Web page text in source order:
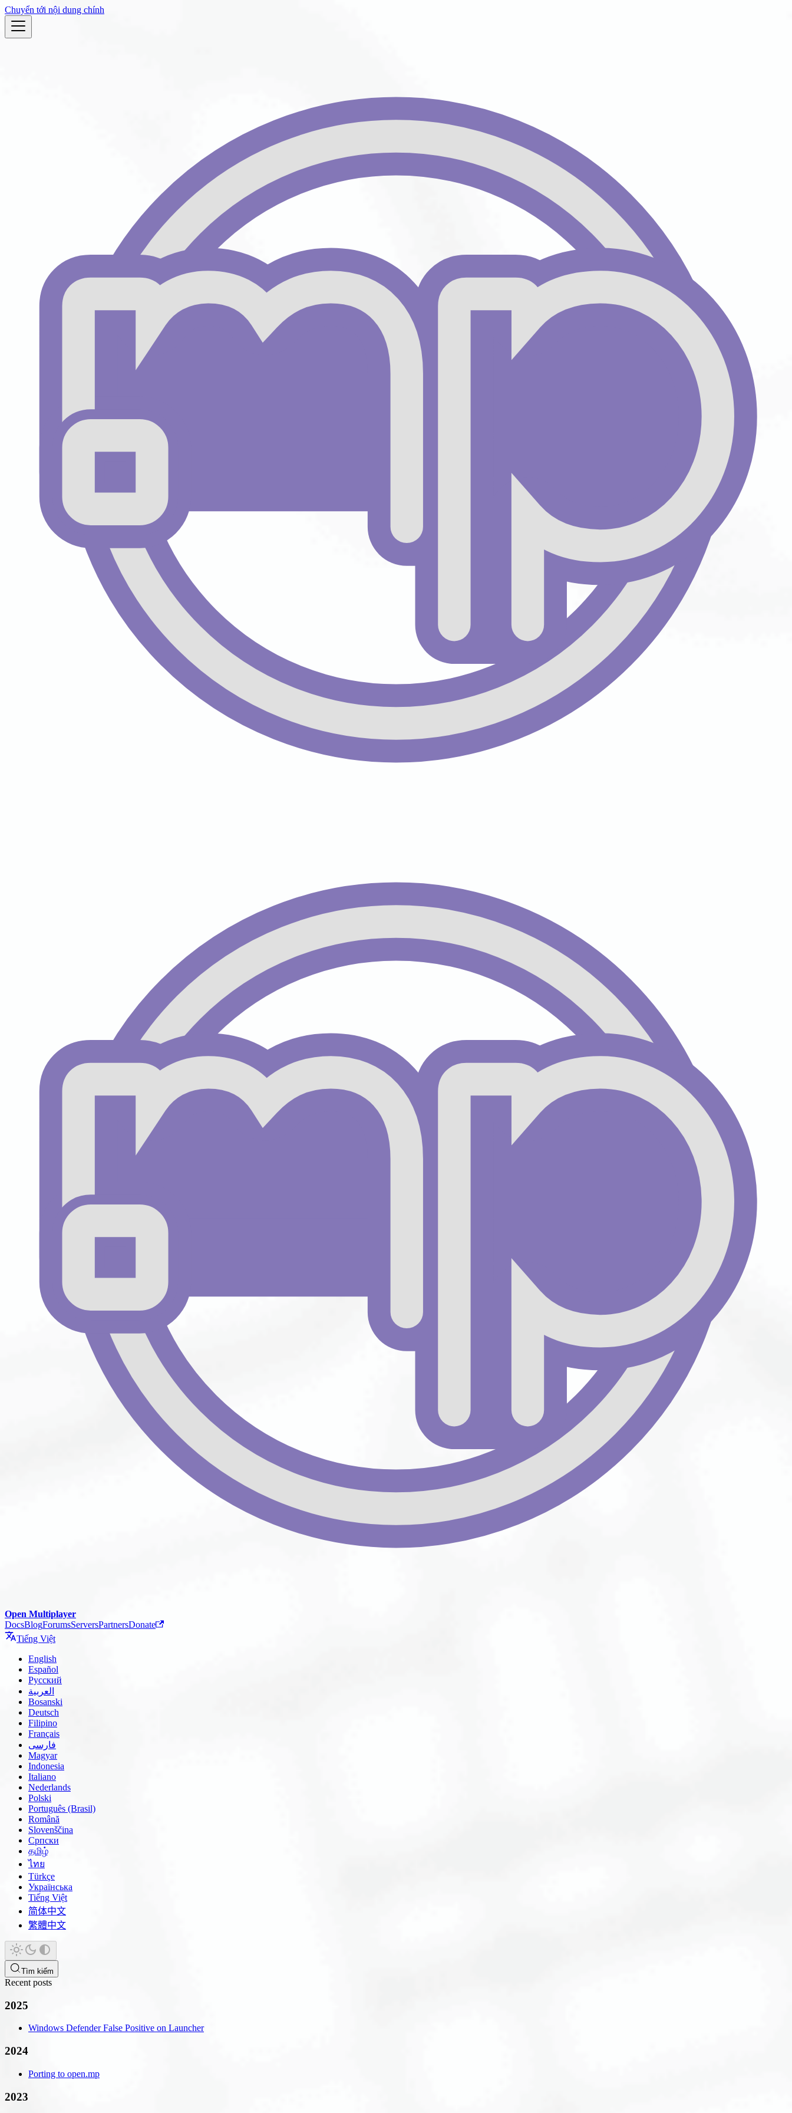
Chuyển tới nội dung chính
Open Multiplayer
DocsBlogForumsServersPartnersDonate
Tiếng Việt
English
Español
Русский
العربية
Bosanski
Deutsch
Filipino
Français
فارسی
Magyar
Indonesia
Italiano
Nederlands
Polski
Português (Brasil)
Română
Slovenščina
Српски
தமிழ்
ไทย
Türkçe
Українська
Tiếng Việt
简体中文
繁體中文
Tìm kiếm
Recent posts
2025
Windows Defender False Positive on Launcher
2024
Porting to open.mp
2023